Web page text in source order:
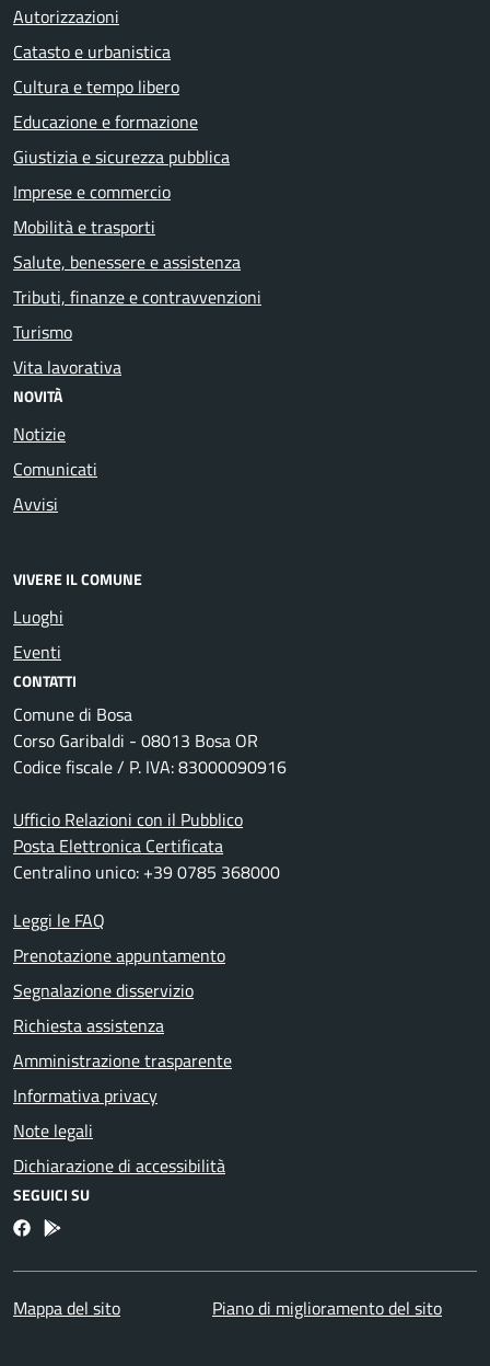
Autorizzazioni
Catasto e urbanistica
Cultura e tempo libero
Educazione e formazione
Giustizia e sicurezza pubblica
Imprese e commercio
Mobilità e trasporti
Salute, benessere e assistenza
Tributi, finanze e contravvenzioni
Turismo
Vita lavorativa
NOVITÀ
Notizie
Comunicati
Avvisi
VIVERE IL COMUNE
Luoghi
Eventi
CONTATTI
Comune di Bosa
Corso Garibaldi - 08013 Bosa OR
Codice fiscale / P. IVA: 83000090916
Ufficio Relazioni con il Pubblico
Posta Elettronica Certificata
Centralino unico: +39 0785 368000
Leggi le FAQ
Prenotazione appuntamento
Segnalazione disservizio
Richiesta assistenza
Amministrazione trasparente
Informativa privacy
Note legali
Dichiarazione di accessibilità
SEGUICI SU
FacebookBosa inApp
Mappa del sito Piano di miglioramento del sito